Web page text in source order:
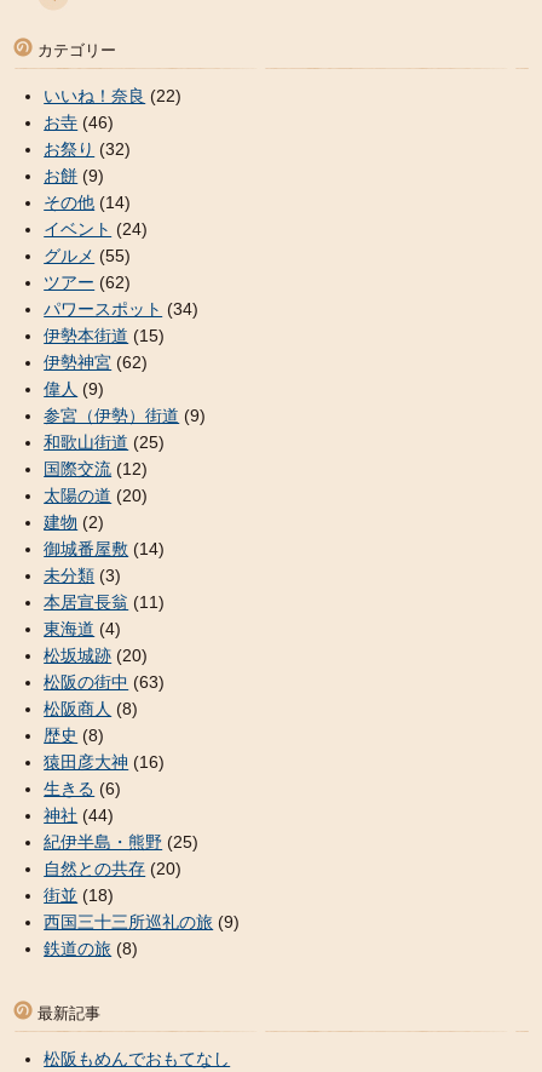
カテゴリー
いいね！奈良 (22)
お寺 (46)
お祭り (32)
お餅 (9)
その他 (14)
イベント (24)
グルメ (55)
ツアー (62)
パワースポット (34)
伊勢本街道 (15)
伊勢神宮 (62)
偉人 (9)
参宮（伊勢）街道 (9)
和歌山街道 (25)
国際交流 (12)
太陽の道 (20)
建物 (2)
御城番屋敷 (14)
未分類 (3)
本居宣長翁 (11)
東海道 (4)
松坂城跡 (20)
松阪の街中 (63)
松阪商人 (8)
歴史 (8)
猿田彦大神 (16)
生きる (6)
神社 (44)
紀伊半島・熊野 (25)
自然との共存 (20)
街並 (18)
西国三十三所巡礼の旅 (9)
鉄道の旅 (8)
最新記事
松阪もめんでおもてなし